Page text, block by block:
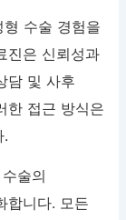
수술 경험을
진은 신뢰성과
담 및 사후
한 접근 방식은
.
술의
합니다. 모든